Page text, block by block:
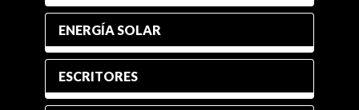
ENERGÍA SOLAR
ESCRITORES